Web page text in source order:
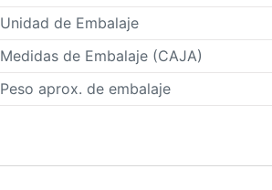
Unidad de Embalaje
Medidas de Embalaje (CAJA)
Peso aprox. de embalaje